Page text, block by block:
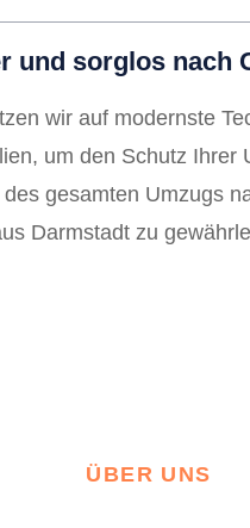
und sorglos nach
wir auf modernste
um den Schutz Ihrer
gesamten Umzugs
Darmstadt zu
ÜBER UNS